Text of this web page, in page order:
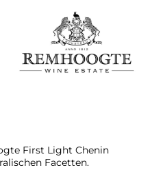
First Light Chenin
Facetten.